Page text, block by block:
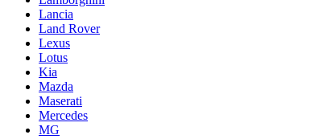
Lancia
Land Rover
Lexus
Lotus
Kia
Mazda
Maserati
Mercedes
MG